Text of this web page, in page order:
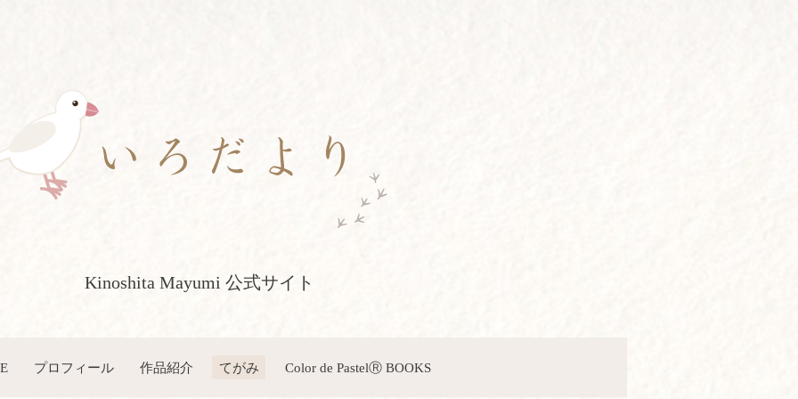
Kinoshita Mayumi 公式サイト
プロフィール 作品紹介 てがみ Color de PastelⓇ BOOKS